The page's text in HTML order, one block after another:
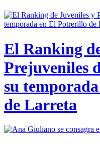
El Ranking
Prejuveniles
su
de Larreta